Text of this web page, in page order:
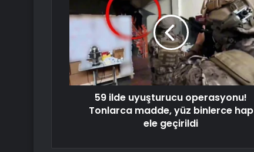
59 ilde uyuşturucu operasyonu!
Tonlarca madde, yüz binlerce hap
ele geçirildi